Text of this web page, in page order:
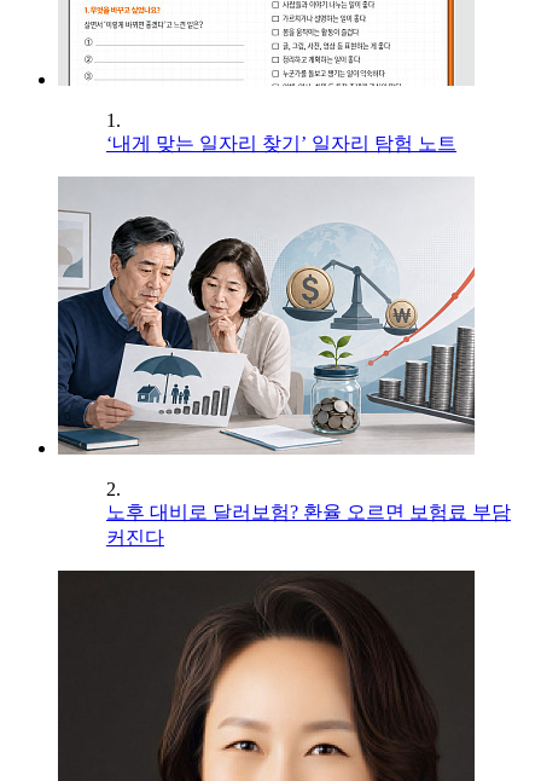
1.
‘내게 맞는 일자리 찾기’ 일자리 탐험 노트
2.
노후 대비로 달러보험? 환율 오르면 보험료 부담
커진다